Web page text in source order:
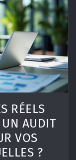
RÉELS
UN AUDIT
VOS
?